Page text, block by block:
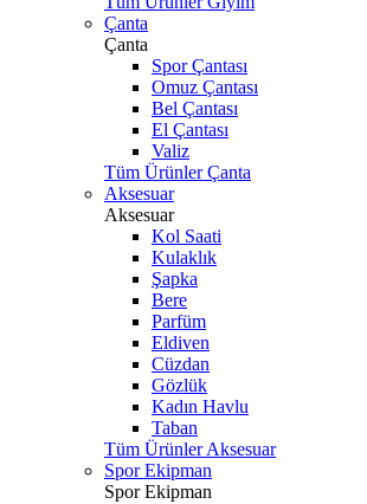
Çanta
Çanta
Spor Çantası
Omuz Çantası
Bel Çantası
El Çantası
Valiz
Tüm Ürünler Çanta
Aksesuar
Aksesuar
Kol Saati
Kulaklık
Şapka
Bere
Parfüm
Eldiven
Cüzdan
Gözlük
Kadın Havlu
Taban
Tüm Ürünler Aksesuar
Spor Ekipman
Spor Ekipman